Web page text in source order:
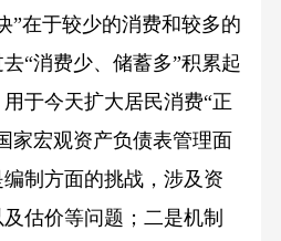
”在于较少的消费和较多的
“消费少、储蓄多”积累起
于今天扩大居民消费“正
家宏观资产负债表管理面
制方面的挑战，涉及资
估价等问题；二是机制